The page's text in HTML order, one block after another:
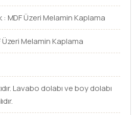
MDF Üzeri Melamin Kaplama
Melamin Kaplama
Lavabo dolabı ve boy dolabı